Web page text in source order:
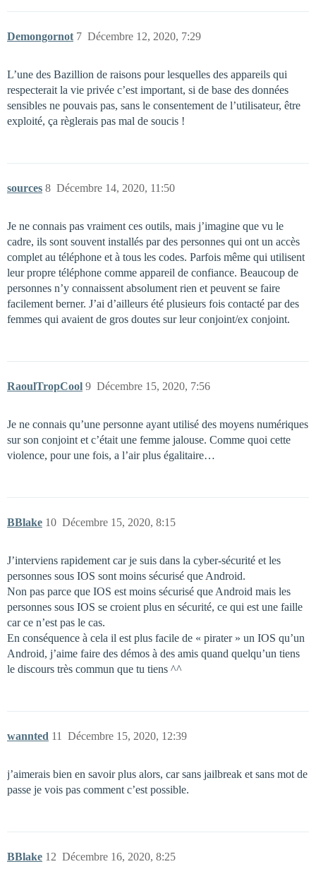
Demongornot Décembre 12, 2020, 7:29
7
L’une des Bazillion de raisons pour lesquelles des appareils qui
respecterait la vie privée c’est important, si de base des données
sensibles ne pouvais pas, sans le consentement de l’utilisateur, être
exploité, ça règlerais pas mal de soucis !
sources Décembre 14, 2020, 11:50
8
Je ne connais pas vraiment ces outils, mais j’imagine que vu le
cadre, ils sont souvent installés par des personnes qui ont un accès
complet au téléphone et à tous les codes. Parfois même qui utilisent
leur propre téléphone comme appareil de confiance. Beaucoup de
personnes n’y connaissent absolument rien et peuvent se faire
facilement berner. J’ai d’ailleurs été plusieurs fois contacté par des
femmes qui avaient de gros doutes sur leur conjoint/ex conjoint.
RaoulTropCool Décembre 15, 2020, 7:56
9
Je ne connais qu’une personne ayant utilisé des moyens numériques
sur son conjoint et c’était une femme jalouse. Comme quoi cette
violence, pour une fois, a l’air plus égalitaire…
BBlake Décembre 15, 2020, 8:15
10
J’interviens rapidement car je suis dans la cyber-sécurité et les
personnes sous IOS sont moins sécurisé que Android.
Non pas parce que IOS est moins sécurisé que Android mais les
personnes sous IOS se croient plus en sécurité, ce qui est une faille
car ce n’est pas le cas.
En conséquence à cela il est plus facile de « pirater » un IOS qu’un
Android, j’aime faire des démos à des amis quand quelqu’un tiens
le discours très commun que tu tiens ^^
wannted Décembre 15, 2020, 12:39
11
j’aimerais bien en savoir plus alors, car sans jailbreak et sans mot de
passe je vois pas comment c’est possible.
BBlake Décembre 16, 2020, 8:25
12